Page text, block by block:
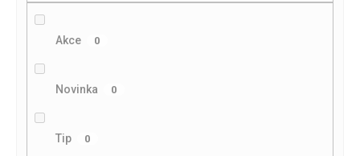
Akce 0
Novinka 0
Tip 0